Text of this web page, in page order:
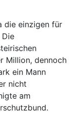
die einzigen für
Die
Million, dennoch
ein Mann
nicht
am